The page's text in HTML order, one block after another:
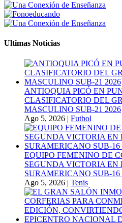
Ultimas Noticias
ANTIOQUIA PICÓ EN
CLASIFICATORIO DEL
MASCULINO SUB-21 2026
Ago 5, 2026 | Futbol
EQUIPO FEMENINO DE
SEGUNDA VICTORIA EN
SURAMERICANO SUB-16
Ago 5, 2026 | Tenis